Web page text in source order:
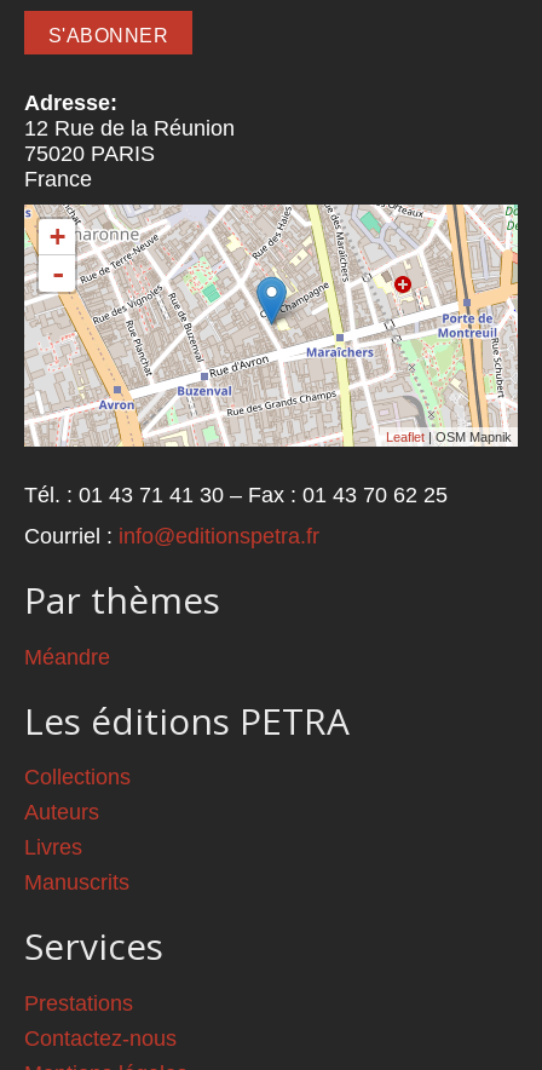
Adresse:
12 Rue de la Réunion
75020 PARIS
France
+
-
Leaflet | OSM Mapnik
Tél. : 01 43 71 41 30 – Fax : 01 43 70 62 25
Courriel : info@editionspetra.fr
Par thèmes
Méandre
Les éditions PETRA
Collections
Auteurs
Livres
Manuscrits
Services
Prestations
Contactez-nous